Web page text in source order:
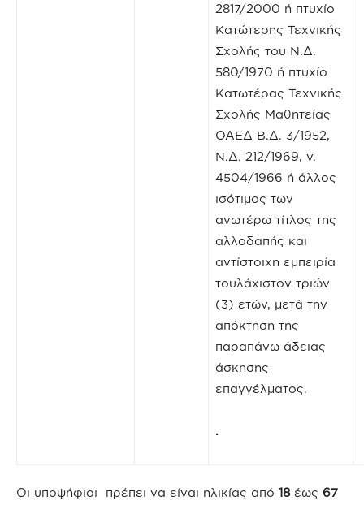
2817/2000 ή πτυχίο
Κατώτερης Τεχνικής
Σχολής του Ν.Δ.
580/1970 ή πτυχίο
Κατωτέρας Τεχνικής
Σχολής Μαθητείας
ΟΑΕΔ Β.Δ. 3/1952,
Ν.Δ. 212/1969, ν.
4504/1966 ή άλλος
ισότιμος των
ανωτέρω τίτλος της
αλλοδαπής και
αντίστοιχη εμπειρία
τουλάχιστον τριών
(3) ετών, μετά την
απόκτηση της
παραπάνω άδειας
άσκησης
επαγγέλματος.
.
Οι υποψήφιοι πρέπει να είναι ηλικίας από 18έως 67